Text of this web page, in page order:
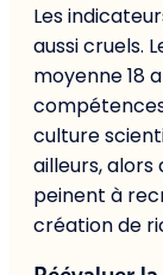
Les
aussi cruels.
moyenne 18
culture
ailleurs, alors
peinent à
création de